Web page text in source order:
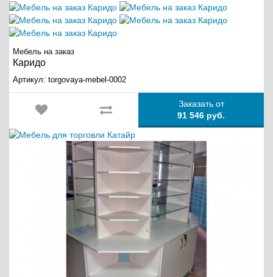
Мебель на заказ
Каридо
Артикул: torgovaya-mebel-0002
Заказать от
91 546 руб.